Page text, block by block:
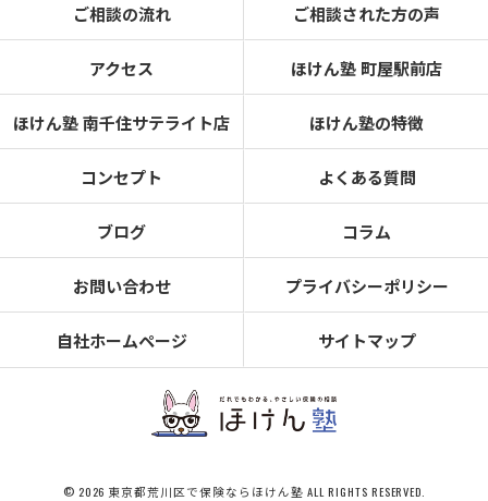
ご相談の流れ ご相談された方の声
アクセス ほけん塾 町屋駅前店
ほけん塾 南千住サテライト店 ほけん塾の特徴
コンセプト よくある質問
ブログ コラム
お問い合わせ プライバシーポリシー
自社ホームページ サイトマップ
© 2026 東京都荒川区で保険ならほけん塾 ALL RIGHTS RESERVED.